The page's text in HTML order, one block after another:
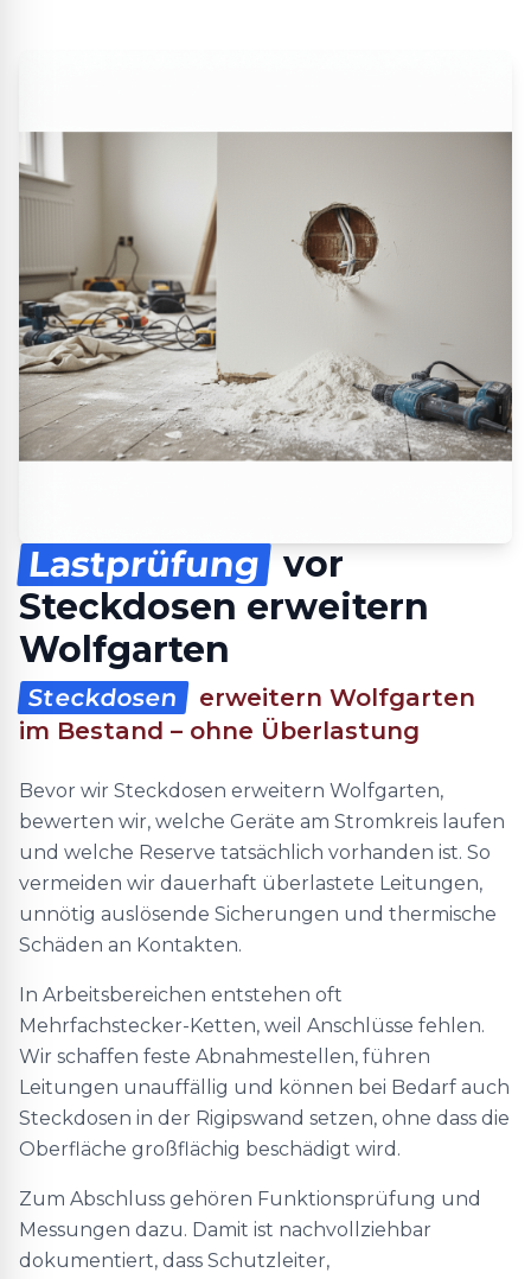
Lastprüfung vor
Steckdosen erweitern
Wolfgarten
Steckdosen
erweitern Wolfgarten
im Bestand – ohne Überlastung
Bevor wir Steckdosen erweitern Wolfgarten,
bewerten wir, welche Geräte am Stromkreis laufen
und welche Reserve tatsächlich vorhanden ist. So
vermeiden wir dauerhaft überlastete Leitungen,
unnötig auslösende Sicherungen und thermische
Schäden an Kontakten.
In Arbeitsbereichen entstehen oft
Mehrfachstecker-Ketten, weil Anschlüsse fehlen.
Wir schaffen feste Abnahmestellen, führen
Leitungen unauffällig und können bei Bedarf auch
Steckdosen in der Rigipswand setzen, ohne dass die
Oberfläche großflächig beschädigt wird.
Zum Abschluss gehören Funktionsprüfung und
Messungen dazu. Damit ist nachvollziehbar
dokumentiert, dass Schutzleiter,